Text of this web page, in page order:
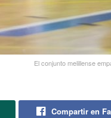
El conjunto melillense
Compartir en